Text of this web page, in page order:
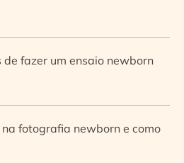
de fazer um ensaio newborn
na fotografia newborn e como